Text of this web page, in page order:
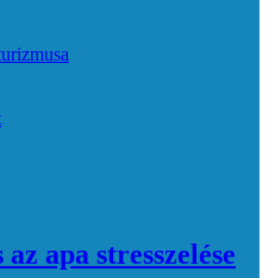
apa stresszelése